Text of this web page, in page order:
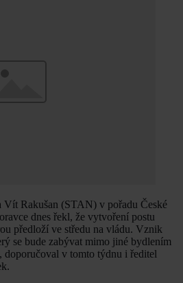
Vít Rakušan (STAN) v pořadu České
dnes řekl, že vytvoření postu
předloží ve středu na vládu. Vznik
se bude zabývat mimo jiné bydlením
doporučoval v tomto týdnu i ředitel